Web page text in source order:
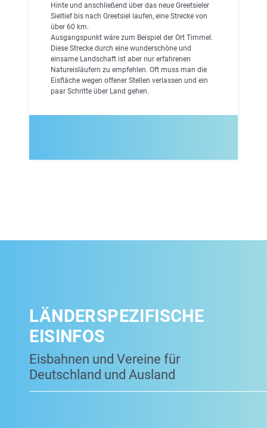
Hinte und anschließend über das neue Greetsieler
Sieltief bis nach Greetsiel laufen, eine Strecke von
über 60 km.
Ausgangspunkt wäre zum Beispiel der Ort Timmel.
Diese Strecke durch eine wunderschöne und
einsame Landschaft ist aber nur erfahrenen
Natureisläufern zu empfehlen. Oft muss man die
Eisfläche wegen offener Stellen verlassen und ein
paar Schritte über Land gehen.
LÄNDERSPEZIFISCHE
EISINFOS
Eisbahnen und Vereine für
Deutschland und Ausland